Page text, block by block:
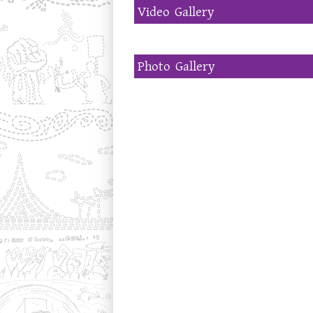
Video Gallery
Photo Gallery